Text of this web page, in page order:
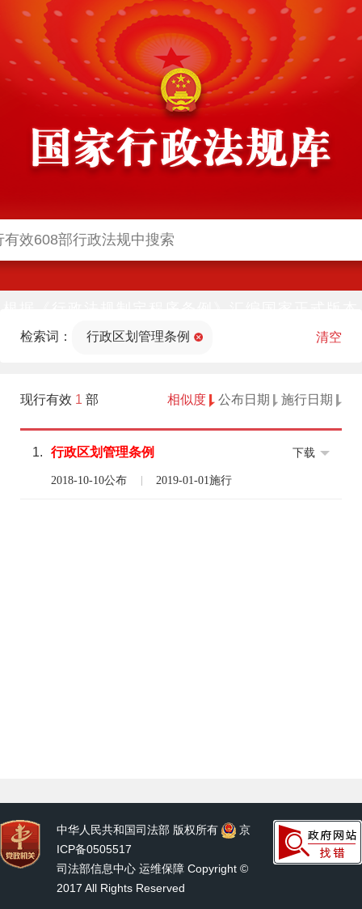
法部官网)同步公布
检索词： 行政区划管理条例 清空
现行有效 1 部 相似度 公布日期 施行日期
1. 行政区划管理条例
2018-10-10公布 2019-01-01施行
下载
中华人民共和国司法部 版权所有
京
ICP备0505517
司法部信息中心 运维保障 Copyright ©
2017 All Rights Reserved